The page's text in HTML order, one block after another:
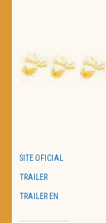
SITE OFICIAL
TRAILER
TRAILER EN